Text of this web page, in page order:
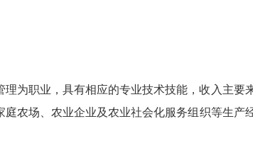
为职业，具有相应的专业技术技能，收入主要
农场、农业企业及农业社会化服务组织等生产